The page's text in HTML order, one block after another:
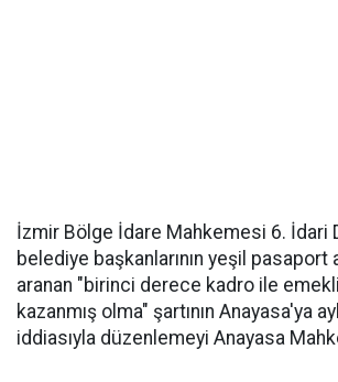
İzmir Bölge İdare Mahkemesi 6. İdari
belediye başkanlarının yeşil
aranan "birinci derece kadro ile
kazanmış olma" şartının Anayasa'ya
iddiasıyla düzenlemeyi Anayasa